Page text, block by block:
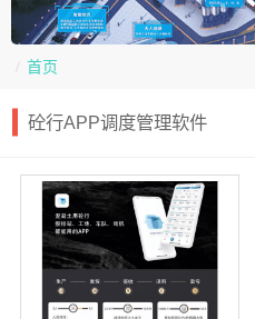
首页
砼行APP调度管理软件
扫描微信二维码